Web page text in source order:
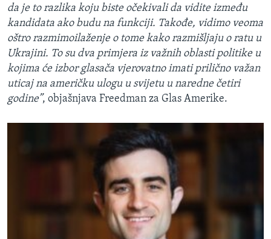
da je to razlika koju biste očekivali da vidite između
kandidata ako budu na funkciji. Takođe, vidimo veoma
oštro razmimoilaženje o tome kako razmišljaju o ratu u
Ukrajini. To su dva primjera iz važnih oblasti politike u
kojima će izbor glasača vjerovatno imati prilično važan
uticaj na američku ulogu u svijetu u naredne četiri
godine”, objašnjava Freedman za Glas Amerike.